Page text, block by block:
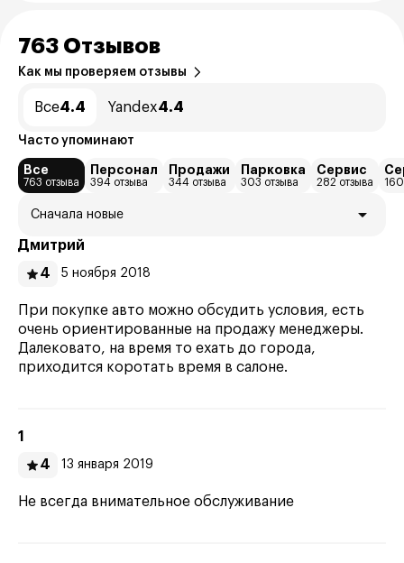
763 Отзывов
Как мы проверяем отзывы
Все4.4 Yandex4.4
Часто упоминают
Все
763 отзыва
Персонал
394 отзыва
Продажи
344 отзыва
Парковка
303 отзыва
Сервис
282 отзыва
Сначала новые
Дмитрий
4
5 ноября 2018
При покупке авто можно обсудить условия, есть
очень ориентированные на продажу менеджеры.
Далековато, на время то ехать до города,
приходится коротать время в салоне.
1
4
13 января 2019
Не всегда внимательное обслуживание